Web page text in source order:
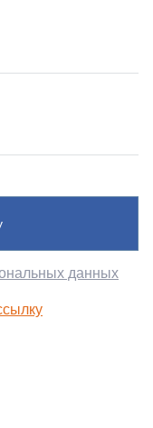
данных